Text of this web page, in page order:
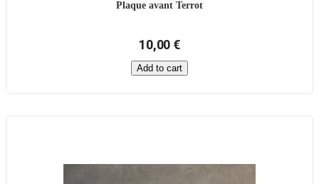
Plaque avant Terrot
10,00 €
Add to cart